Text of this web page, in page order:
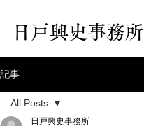
日戸興史事務所
記事
All Posts
日戸興史事務所